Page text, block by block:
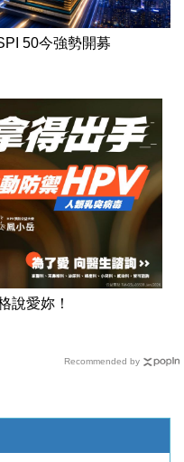
50今強勢開募
說愛妳！
Recommended by